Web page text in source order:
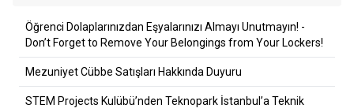
Öğrenci Dolaplarınızdan Eşyalarınızı Almayı Unutmayın! -
Don’t Forget to Remove Your Belongings from Your Lockers!
Mezuniyet Cübbe Satışları Hakkında Duyuru
STEM Projects Kulübü’nden Teknopark İstanbul’a Teknik